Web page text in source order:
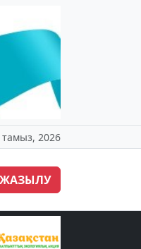
тамыз, 2026
ЖАЗЫЛУ